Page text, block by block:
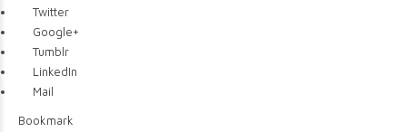
Twitter
Google+
Tumblr
LinkedIn
Mail
Bookmark